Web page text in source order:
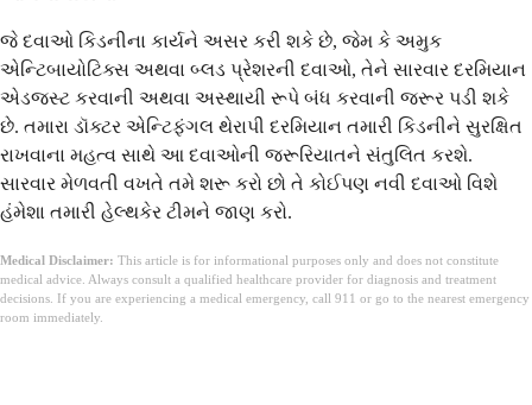
જે દવાઓ કિડનીના કાર્યને અસર કરી શકે છે, જેમ કે અમુક
એન્ટિબાયોટિક્સ અથવા બ્લડ પ્રેશરની દવાઓ, તેને સારવાર દરમિયાન
એડજસ્ટ કરવાની અથવા અસ્થાયી રૂપે બંધ કરવાની જરૂર પડી શકે
છે. તમારા ડૉક્ટર એન્ટિફંગલ થેરાપી દરમિયાન તમારી કિડનીને સુરક્ષિત
રાખવાના મહત્વ સાથે આ દવાઓની જરૂરિયાતને સંતુલિત કરશે.
સારવાર મેળવતી વખતે તમે શરૂ કરો છો તે કોઈપણ નવી દવાઓ વિશે
હંમેશા તમારી હેલ્થકેર ટીમને જાણ કરો.
Medical Disclaimer: This article is for informational purposes only and does not constitute
medical advice. Always consult a qualified healthcare provider for diagnosis and treatment
decisions. If you are experiencing a medical emergency, call 911 or go to the nearest emergency
room immediately.